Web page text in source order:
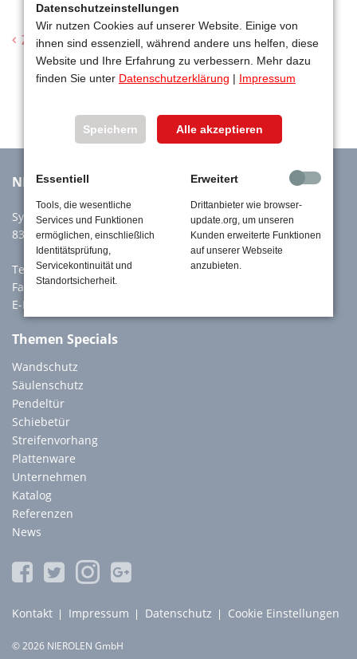
Zur Beitragsübersicht
NIEROLEN GmbH
Sylvensteinstr. 60a
83661 Lenggries
Tel:
+49 8042 914880
Fax: +49 8042 914888
E-Mail:
Themen Specials
Wandschutz
Säulenschutz
Pendeltür
Schiebetür
Streifenvorhang
Plattenware
Unternehmen
Katalog
Referenzen
News
© 2026 NIEROLEN GmbH
Navigation
Kontakt Impressum Datenschutz Cookie Einstellungen
Datenschutzeinstellungen
Wir nutzen Cookies auf unserer Website. Einige von
ihnen sind essenziell, während andere uns helfen, diese
Website und Ihre Erfahrung zu verbessern. Mehr dazu
finden Sie unter Datenschutzerklärung | Impressum
Speichern Alle akzeptieren
Essentiell
Tools, die wesentliche
Services und Funktionen
ermöglichen, einschließlich
Identitätsprüfung,
Servicekontinuität und
Standortsicherheit.
Erweitert
Drittanbieter wie browser-
update.org, um unseren
Kunden erweiterte Funktionen
auf unserer Webseite
anzubieten.